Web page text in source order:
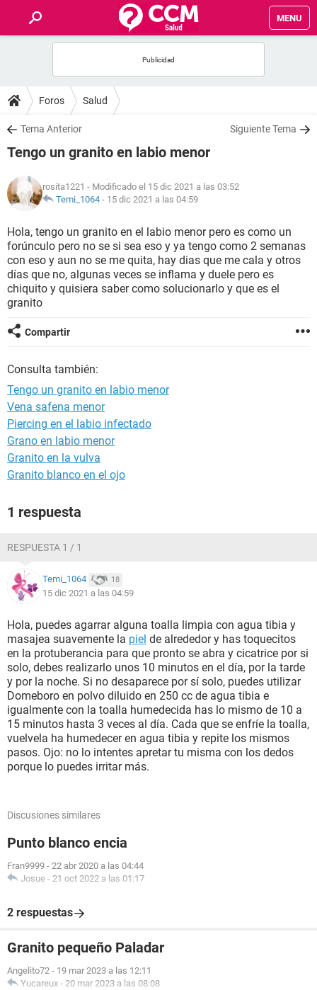
MENU
FOROS
SALUD
FAMILIA
NUTRICIÓN
BIENESTAR
SEXUALIDAD
GLOSARIO
Foros Salud
Tema Anterior Siguiente Tema
Tengo un granito en labio menor
rosita1221 - Modificado el 15 dic 2021 a las 03:52
Temi_1064 - 15 dic 2021 a las 04:59
Hola, tengo un granito en el labio menor pero es como un
forúnculo pero no se si sea eso y ya tengo como 2 semanas
con eso y aun no se me quita, hay dias que me cala y otros
días que no, algunas veces se inflama y duele pero es
chiquito y quisiera saber como solucionarlo y que es el
granito
Compartir
Consulta también:
Tengo un granito en labio menor
Vena safena menor
Piercing en el labio infectado
Grano en labio menor
Granito en la vulva
Granito blanco en el ojo
1 respuesta
RESPUESTA 1 / 1
Temi_1064 18
15 dic 2021 a las 04:59
Hola, puedes agarrar alguna toalla limpia con agua tibia y
masajea suavemente la piel de alrededor y has toquecitos
en la protuberancia para que pronto se abra y cicatrice por si
solo, debes realizarlo unos 10 minutos en el día, por la tarde
y por la noche. Si no desaparece por sí solo, puedes utilizar
Domeboro en polvo diluido en 250 cc de agua tibia e
igualmente con la toalla humedecida has lo mismo de 10 a
15 minutos hasta 3 veces al día. Cada que se enfríe la toalla,
vuelvela ha humedecer en agua tibia y repite los mismos
pasos. Ojo: no lo intentes apretar tu misma con los dedos
porque lo puedes irritar más.
Discusiones similares
Punto blanco encia
Fran9999 - 22 abr 2020 a las 04:44
Josue - 21 oct 2022 a las 01:17
2 respuestas
Granito pequeño Paladar
Angelito72 - 19 mar 2023 a las 12:11
Yucareux - 20 mar 2023 a las 08:08